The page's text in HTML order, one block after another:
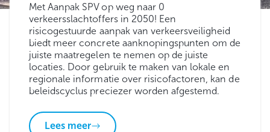
Met Aanpak SPV op weg naar 0
verkeersslachtoffers in 2050! Een
risicogestuurde aanpak van verkeersveiligheid
biedt meer concrete aanknopingspunten om de
juiste maatregelen te nemen op de juiste
locaties. Door gebruik te maken van lokale en
regionale informatie over risicofactoren, kan de
beleidscyclus preciezer worden afgestemd.
Lees meer